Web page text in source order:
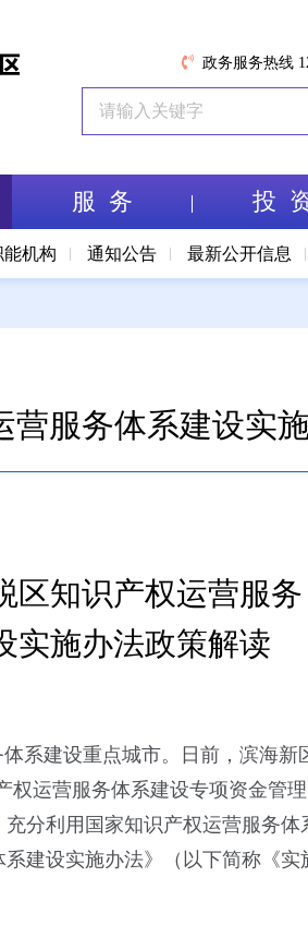
政务服务热线
能机构 通知公告 最新公开信息
服 务 投
营服务体系建设实
区知识产权运营服务
实施办法政策解读
系建设重点城市。日前，滨海
权运营服务体系建设专项资金管
分利用国家知识产权运营服务体
建设实施办法》（以下简称《实